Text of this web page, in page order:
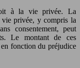
à la vie privée. La
privée, y compris la
consentement, peut
Le montant de ces
fonction du préjudice